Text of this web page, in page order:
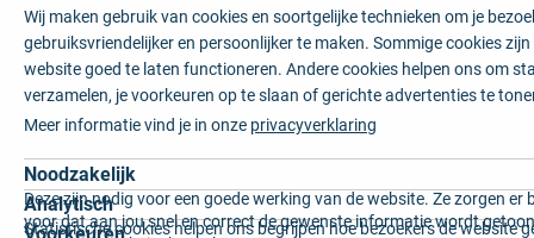
Wij maken gebruik van cookies en soortgelijke technieken om je
gebruiksvriendelijker en persoonlijker te maken. Sommige cookies
website goed te laten functioneren. Andere cookies helpen ons om
verzamelen, je voorkeuren op te slaan of gerichte advertenties te
Meer informatie vind je in onze privacyverklaring
Noodzakelijk
Deze zijn nodig voor een goede werking van de website. Ze zorgen er
voor dat aan jou snel en correct de gewenste informatie wordt
Analytisch
Statistische cookies helpen ons begrijpen hoe bezoekers de website
Voorkeuren